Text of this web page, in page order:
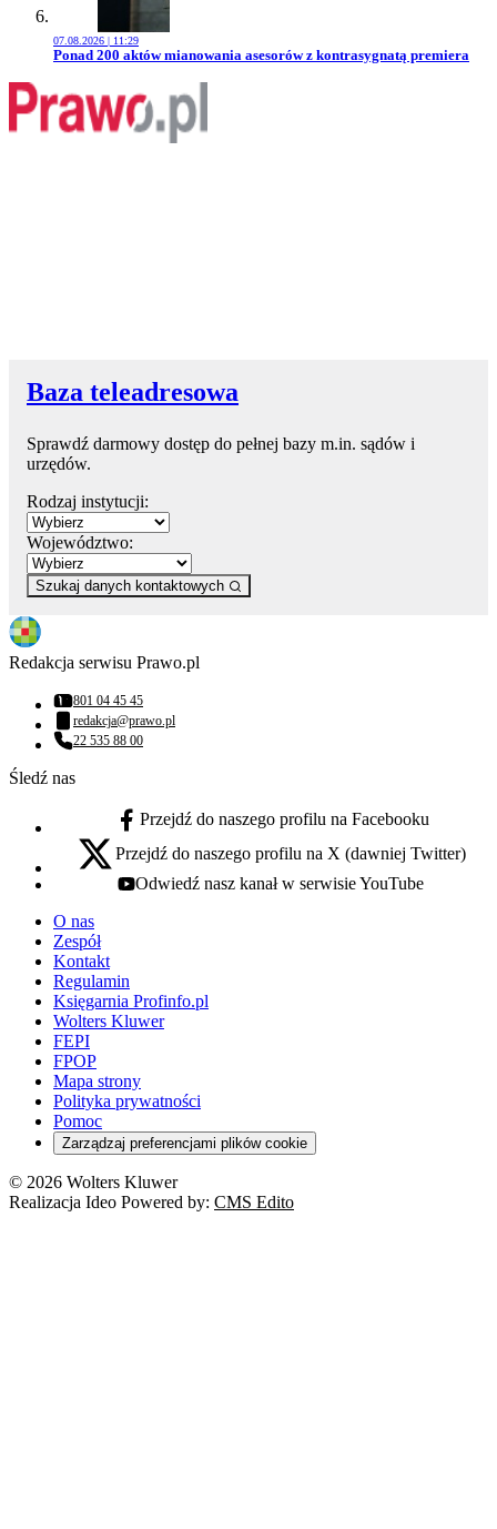
07.08.2026 | 11:29
Przejdź do artykułu:
Ponad 200 aktów mianowania asesorów z kontrasygnatą premiera
Baza teleadresowa
Sprawdź darmowy dostęp do pełnej bazy m.in. sądów i
urzędów.
Rodzaj instytucji:
Województwo:
Szukaj danych kontaktowych
Redakcja serwisu Prawo.pl
Numer telefonu:
801 04 45 45
Adres email:
redakcja@prawo.pl
Numer telefonu:
22 535 88 00
Śledź nas
facebook - otwiera się w nowej karcie
Przejdź do naszego profilu na Facebooku
x - otwiera się w nowej karcie
Przejdź do naszego profilu na X (dawniej Twitter)
youtube - otwiera się w nowej karcie
Odwiedź nasz kanał w serwisie YouTube
O nas
Zespół
Kontakt
Regulamin
Księgarnia Profinfo.pl
Wolters Kluwer
FEPI
FPOP
Mapa strony
Polityka prywatności
Pomoc
Zarządzaj preferencjami plików cookie
© 2026 Wolters Kluwer
Realizacja Ideo Powered by: CMS Edito